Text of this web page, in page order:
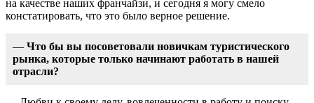
на качестве наших франчайзи, и сегодня я могу смело
констатировать, что это было верное решение.
— Что бы вы посоветовали новичкам туристического
рынка, которые только начинают работать в нашей
отрасли?